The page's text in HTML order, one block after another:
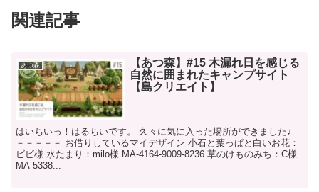
関連記事
あつ森
【あつ森】#15 木漏れ日を感じる
自然に囲まれたキャンプサイト
【島クリエイト】
はいちいっ！はるちいです。 久々に気に入った場所ができました♩
－－－－－ お借りしているマイデザイン 小石と葉っぱと白いお花：
ビビ様 水たまり：milo様 MA-4164-9009-8236 草のけものみち：C様
MA-5338...